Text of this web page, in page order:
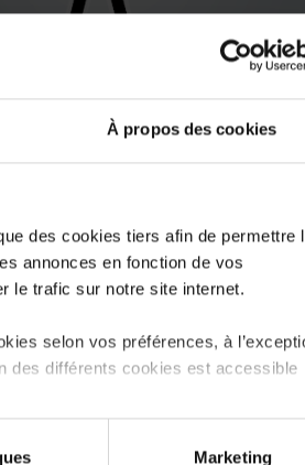
À propos des cookies
des cookies tiers afin de permettre
annonces en fonction de vos
le trafic sur notre site internet.
selon vos préférences, à
des différents cookies est accessible
de vidéos, partage sur les réseaux
Marketing
from scratch or buying an
« the business starter
ecosystem, regulatory